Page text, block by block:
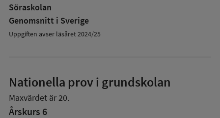
Söraskolan
Genomsnitt i Sverige
Uppgiften avser läsåret 2024/25
Nationella prov i grundskolan
Maxvärdet är 20.
Årskurs 6